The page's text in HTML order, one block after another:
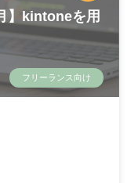
】kintoneを用
フリーランス向け